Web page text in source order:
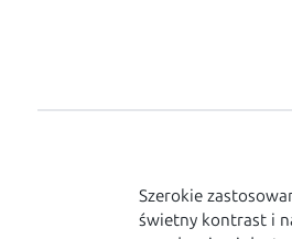
Szerokie
świetny kontrast i